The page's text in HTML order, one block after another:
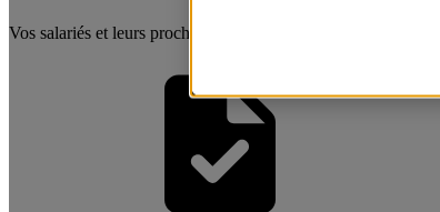
Vos salariés et leurs proches protégés en cas d'aléas grave